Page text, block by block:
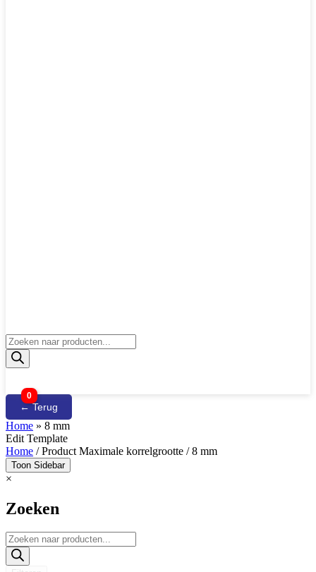
Producten
zoeken
0
← Terug
Home » 8 mm
Edit Template
Home / Product Maximale korrelgrootte / 8 mm
Toon Sidebar
×
Zoeken
Producten
zoeken